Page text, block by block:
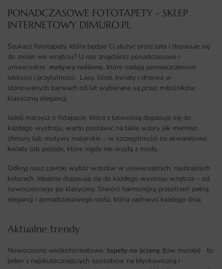
PONADCZASOWE FOTOTAPETY - SKLEP
INTERNETOWY DIMURO.PL​
Szukasz fototapety, która będzie Ci służyć przez lata i dopasuje się
do zmian we wnętrzu? U nas znajdziesz ponadczasowe i
uniwersalne motywy roślinne, które nadają pomieszczeniom
lekkości i przytulności. Lasy, liście, kwiaty i drzewa w
stonowanych barwach od lat wybierane są przez miłośników
klasycznej elegancji.
Jeżeli marzysz o fotapecie, która z łatwością dopasuje się do
każdego wystroju, warto postawić na takie wzory jak marmur,
chmury lub motywy malarskie – w szczególności na akwarelowe
kwiaty lub pejzaże, które nigdy nie wyjdą z mody.
Odkryj nasz szeroki wybór wzorów w uniwersalnych, neutralnych
kolorach. Idealnie dopasują się do każdego wystroju wnętrza – od
nowoczesnego po klasyczny. Stwórz harmonijną przestrzeń pełną
elegancji i ponadczasowego stylu, która zachwyci każdego dnia
Aktualne trendy​
Nowoczesne wielkoformatowe tapety na ścianę (tzw murale) to
jeden z najskuteczniejszych sposobów na błyskawiczną i